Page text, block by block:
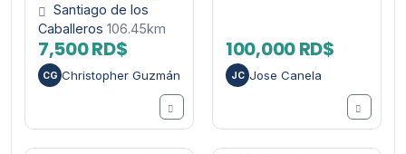
Santiago de los
Caballeros 106.45km
7,500 RD$
CG Christopher Guzmán
100,000 RD$
JC Jose Canela